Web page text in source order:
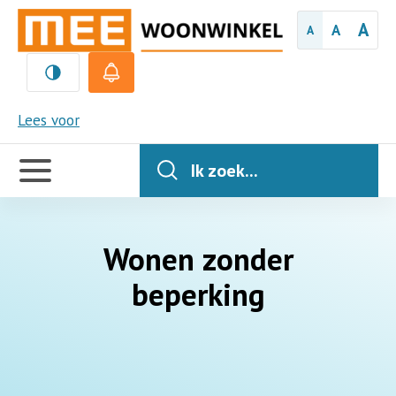
A A A
Lees voor
MEE
Handige
links
Ik zoek...
Wonen zonder
beperking